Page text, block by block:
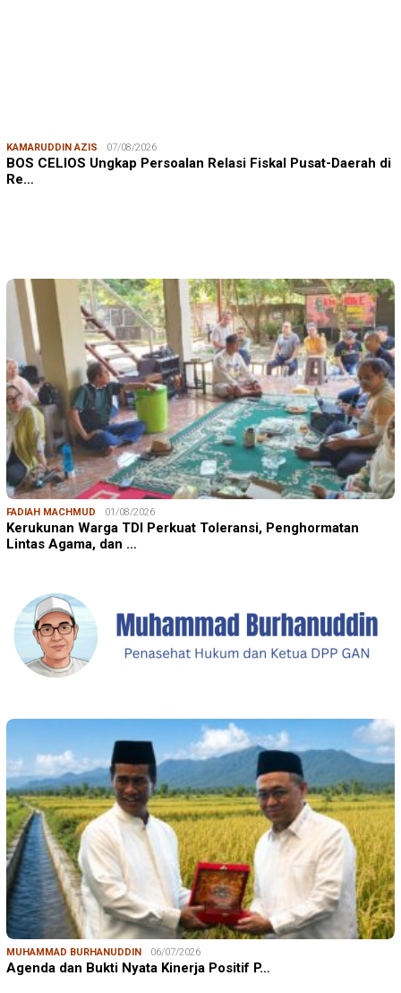
KAMARUDDIN AZIS 07/08/2026
BOS CELIOS Ungkap Persoalan Relasi Fiskal Pusat-Daerah di
Re…
FADIAH MACHMUD 01/08/2026
Kerukunan Warga TDI Perkuat Toleransi, Penghormatan
Lintas Agama, dan …
MUHAMMAD BURHANUDDIN 06/07/2026
Agenda dan Bukti Nyata Kinerja Positif P…